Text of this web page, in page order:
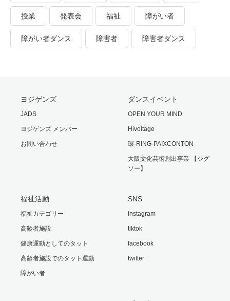
授業 発表会 福祉 障がい者
障がい者ダンス 障害者 障害者ダンス
ヨジゲンズ
JADS
ヨジゲンズ メンバー
お問い合わせ
ダンスイベント
OPEN YOUR MIND
Hivoltage
環-RING-PAIXCONTON
大阪文化芸術創出事業 【ジグ
ソー】
福祉活動
福祉カテゴリー
高齢者施設
健康運動としてのタット
高齢者施設でのタット運動
障がい者
SNS
instagram
tiktok
facebook
twitter